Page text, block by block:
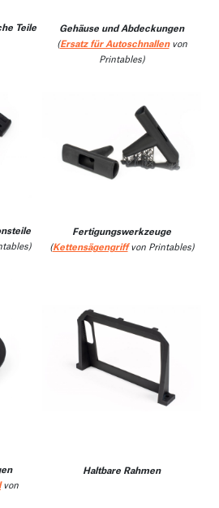
Teile
Gehäuse und Abdeckungen
(Ersatz für Autoschnallenvon
Printables)
Fertigungswerkzeuge
(Kettensägengriffvon Printables)
von
Haltbare Rahmen